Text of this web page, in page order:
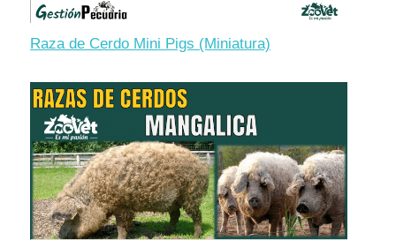
Raza de Cerdo Mini Pigs (Miniatura)